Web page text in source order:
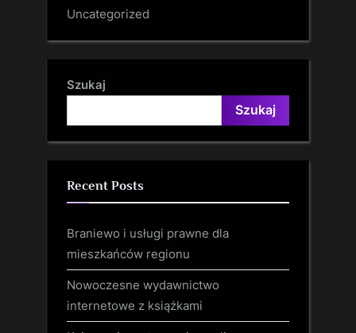
Uncategorized
Szukaj
Szukaj
Recent Posts
Braniewo i usługi prawne dla
mieszkańców regionu
Nowoczesne wydawnictwo
internetowe z książkami